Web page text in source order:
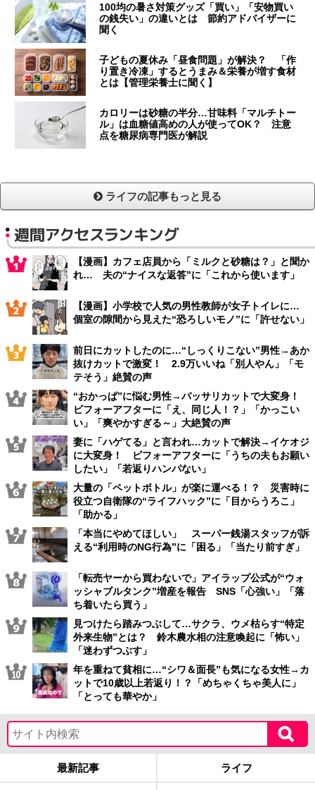
100均の暑さ対策グッズ「買い」「安物買い
の銭失い」の違いとは 節約アドバイザーに
聞く
子どもの夏休み「昼食問題」が解決？ 「作
り置き冷凍」するとうまみ＆栄養が増す食材
とは【管理栄養士に聞く】
カロリーは砂糖の半分…甘味料「マルチトー
ル」は血糖値高めの人が使ってOK？ 注意
点を糖尿病専門医が解説
ライフの記事もっと見る
週間アクセスランキング
【漫画】カフェ店員から「ミルクと砂糖は？」と聞か
れ… 夫の“ナイスな返答”に「これから使います」
【漫画】小学校で人気の男性教師が女子トイレに…
個室の隙間から見えた“恐ろしいモノ”に「許せない」
前日にカットしたのに…“しっくりこない”男性→あか
抜けカットで激変！ 2.9万いいね「別人やん」「モ
テそう」絶賛の声
“おかっぱ”に悩む男性→バッサリカットで大変身！
ビフォーアフターに「え、同じ人！？」「かっこい
い」「爽やかすぎる～」大絶賛の声
妻に「ハゲてる」と言われ…カットで解決→イケオジ
に大変身！ ビフォーアフターに「うちの夫もお願い
したい」「若返りハンパない」
大量の「ペットボトル」が楽に運べる！？ 災害時に
役立つ自衛隊の“ライフハック”に「目からうろこ」
「助かる」
「本当にやめてほしい」 スーパー銭湯スタッフが訴
える“利用時のNG行為”に「困る」「当たり前すぎ」
「転売ヤーから買わないで」アイラップ公式が“ウォ
ッシャブルタンク”増産を報告 SNS「心強い」「落
ち着いたら買う」
見つけたら踏みつぶして…サクラ、ウメ枯らす“特定
外来生物”とは？ 鈴木農水相の注意喚起に「怖い」
「迷わずつぶす」
年を重ねて貧相に…“シワ＆面長”も気になる女性→カ
ットで10歳以上若返り！？「めちゃくちゃ美人に」
「とっても華やか」
最新記事 ライフ